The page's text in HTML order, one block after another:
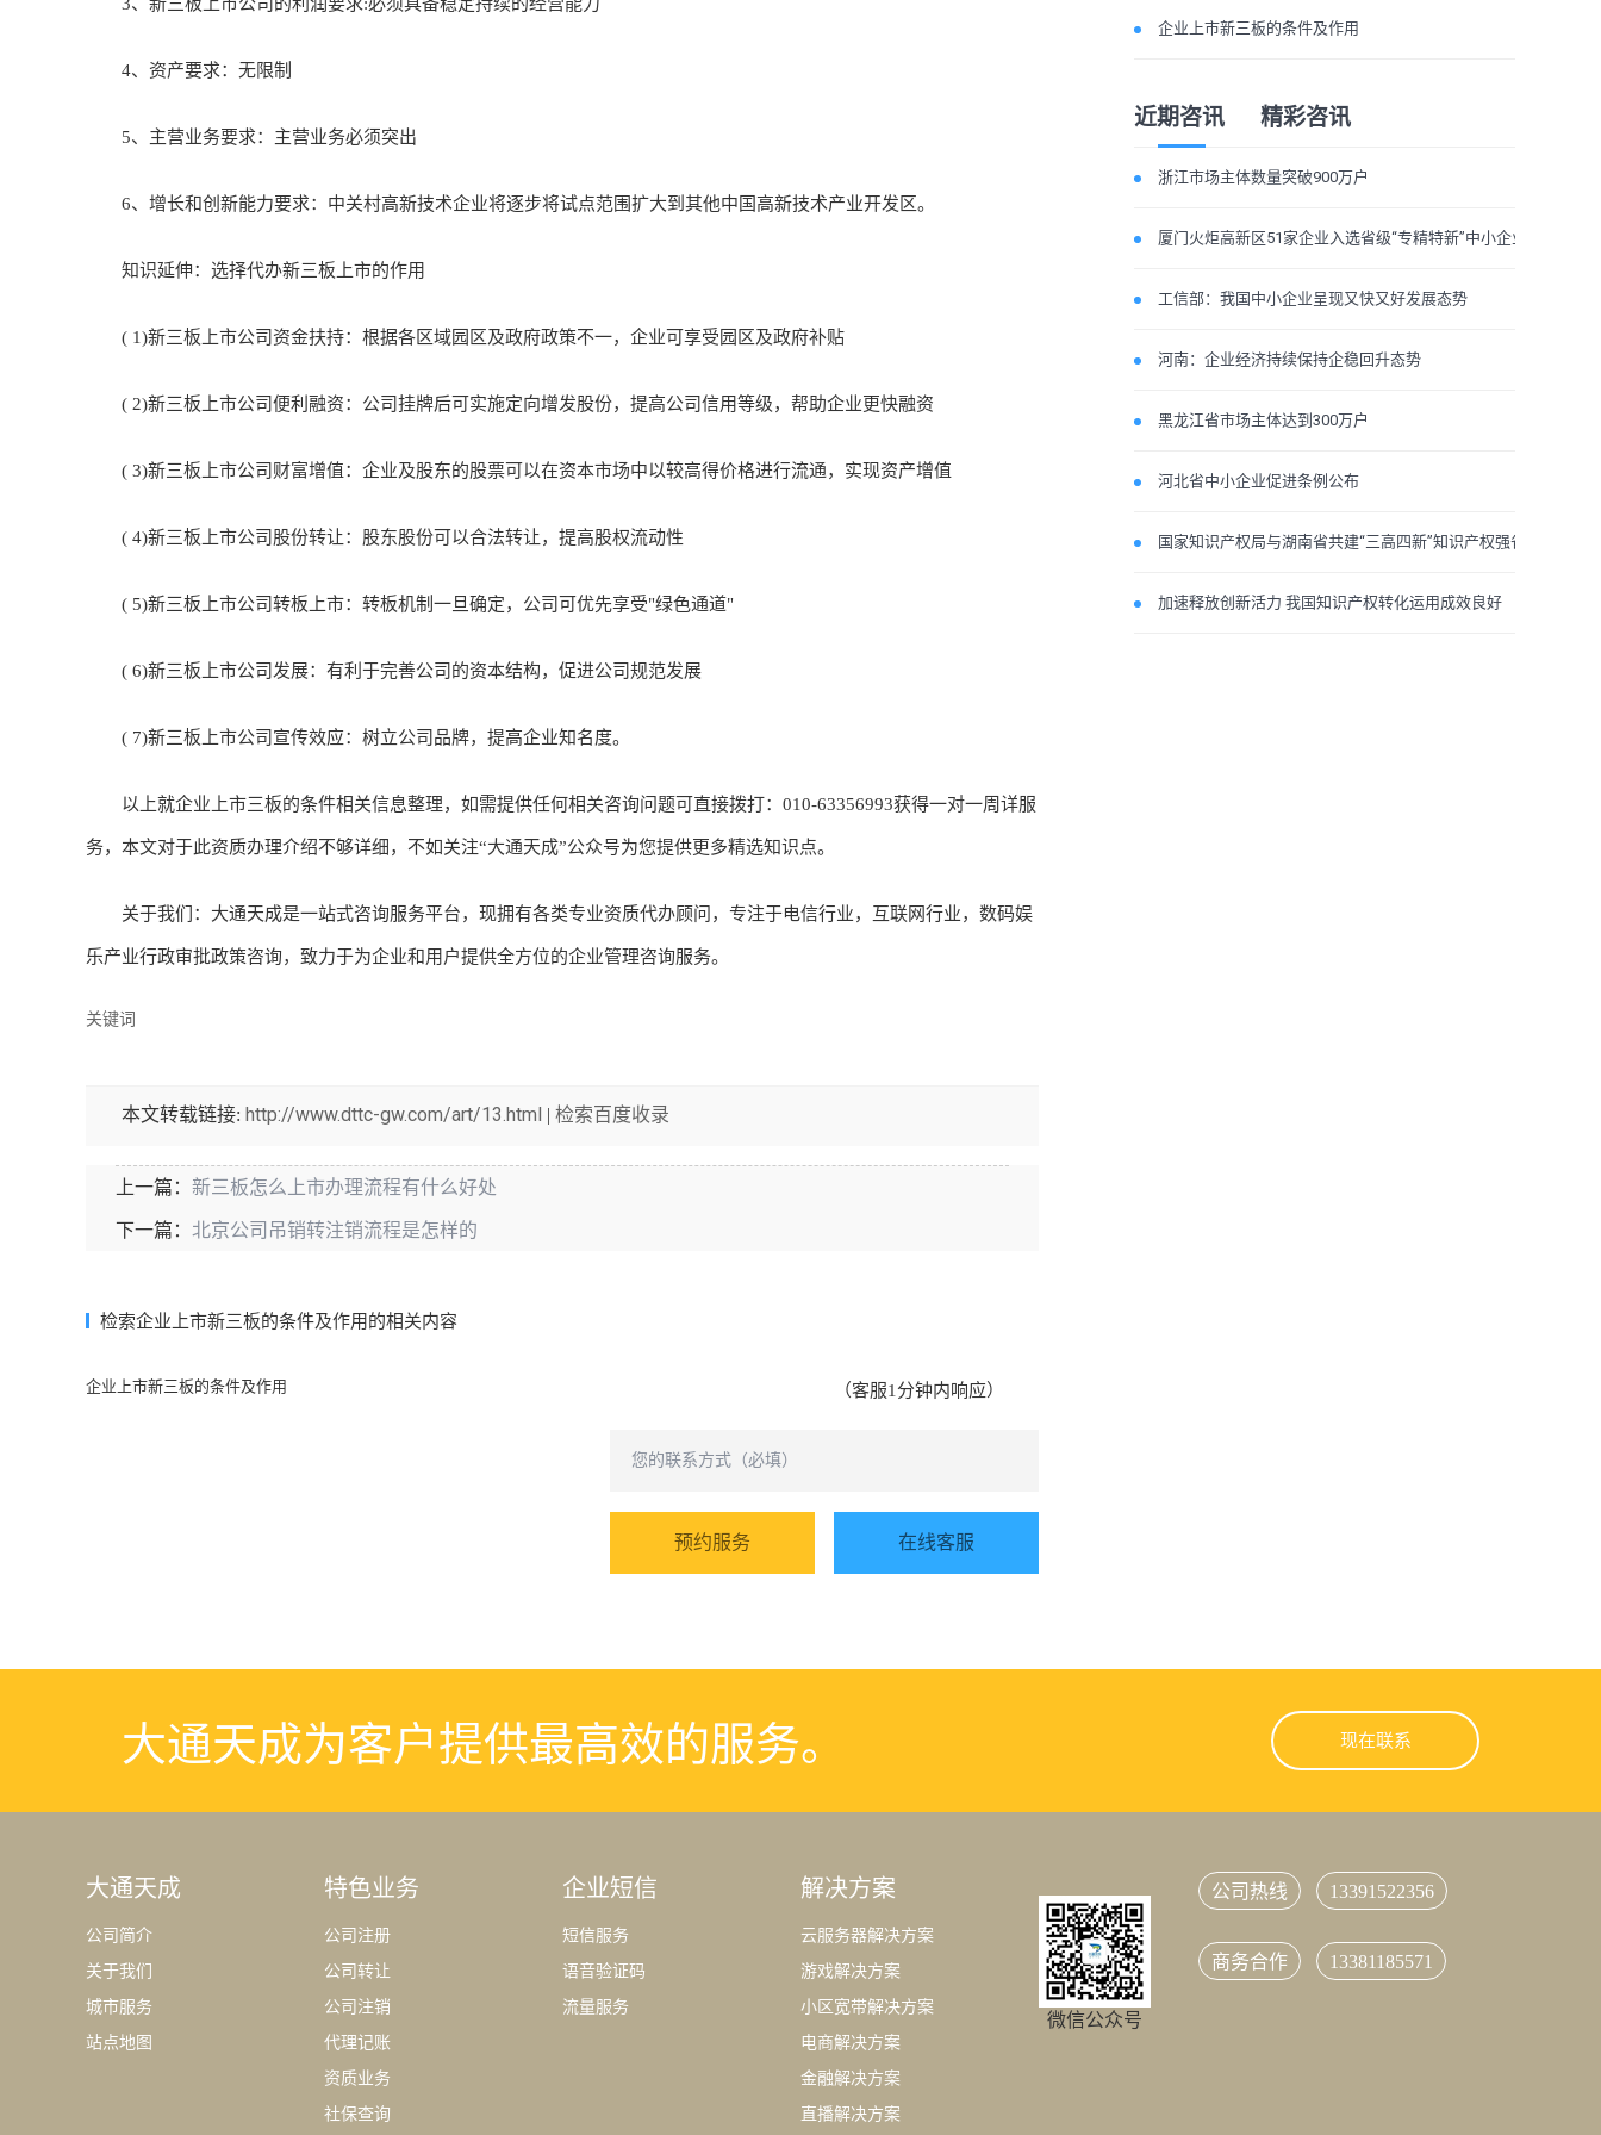
4、资产要求：无限制
5、主营业务要求：主营业务必须突出
6、增长和创新能力要求：中关村高新技术企业将逐步将试点范围扩大到其他中国高新技术产业开发区。
知识延伸：选择代办新三板上市的作用
( 1)新三板上市公司资金扶持：根据各区域园区及政府政策不一，企业可享受园区及政府补贴
( 2)新三板上市公司便利融资：公司挂牌后可实施定向增发股份，提高公司信用等级，帮助企业更快融资
( 3)新三板上市公司财富增值：企业及股东的股票可以在资本市场中以较高得价格进行流通，实现资产增值
( 4)新三板上市公司股份转让：股东股份可以合法转让，提高股权流动性
( 5)新三板上市公司转板上市：转板机制一旦确定，公司可优先享受"绿色通道"
( 6)新三板上市公司发展：有利于完善公司的资本结构，促进公司规范发展
( 7)新三板上市公司宣传效应：树立公司品牌，提高企业知名度。
以上就企业上市三板的条件相关信息整理，如需提供任何相关咨询问题可直接拨打：010-63356993获得一对一周详服
务，本文对于此资质办理介绍不够详细，不如关注“大通天成”公众号为您提供更多精选知识点。
关于我们：大通天成是一站式咨询服务平台，现拥有各类专业资质代办顾问，专注于电信行业，互联网行业，数码娱
乐产业行政审批政策咨询，致力于为企业和用户提供全方位的企业管理咨询服务。
关键词
本文转载链接: http://www.dttc-gw.com/art/13.html | 检索百度收录
上一篇： 新三板怎么上市办理流程有什么好处
下一篇： 北京公司吊销转注销流程是怎样的
检索企业上市新三板的条件及作用的相关内容
企业上市新三板的条件及作用 （客服1分钟内响应）
预约服务 在线客服
企业上市新三板的条件及作用
近期咨讯 精彩咨讯
浙江市场主体数量突破900万户
厦门火炬高新区51家企业入选省级“专精特新”中小企业
工信部：我国中小企业呈现又快又好发展态势
河南：企业经济持续保持企稳回升态势
黑龙江省市场主体达到300万户
河北省中小企业促进条例公布
国家知识产权局与湖南省共建“三高四新”知识产权强省
加速释放创新活力 我国知识产权转化运用成效良好
大通天成为客户提供最高效的服务。 现在联系
大通天成
公司简介
关于我们
城市服务
站点地图
特色业务
公司注册
公司转让
公司注销
代理记账
资质业务
社保查询
企业短信
短信服务
语音验证码
流量服务
解决方案
云服务器解决方案
游戏解决方案
小区宽带解决方案
电商解决方案
金融解决方案
直播解决方案
微信公众号
公司热线 13391522356
商务合作 13381185571